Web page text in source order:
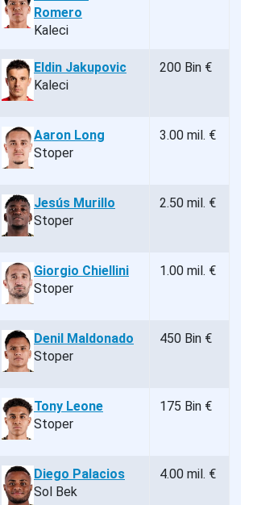
Romero
Kaleci
Eldin Jakupovic
Kaleci
200 Bin €
Aaron Long
Stoper
3.00 mil. €
Jesús Murillo
Stoper
2.50 mil. €
Giorgio Chiellini
Stoper
1.00 mil. €
Denil Maldonado
Stoper
450 Bin €
Tony Leone
Stoper
175 Bin €
Diego Palacios
Sol Bek
4.00 mil. €